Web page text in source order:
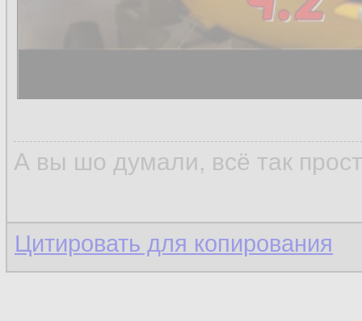
А вы шо думали, всё так
Цитировать для копирования